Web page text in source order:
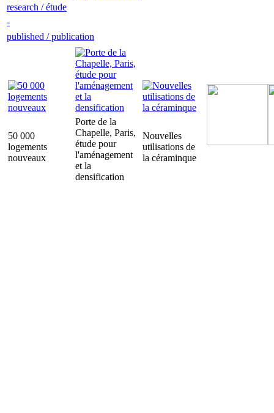
research / étude
-
published / publication
50 000
logements
nouveaux
Porte de la
Chapelle, Paris,
étude pour
l'aménagement
et la
densification
Nouvelles
utilisations de
la céraminque